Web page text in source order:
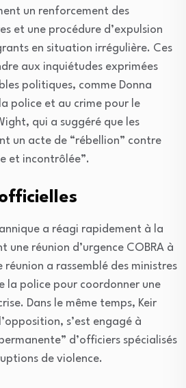
un renforcement des
et une procédure d’expulsion
en situation irrégulière. Ces
aux inquiétudes exprimées
politiques, comme Donna
police et au crime pour le
qui a suggéré que les
un acte de “rébellion” contre
et incontrôlée”.
a réagi rapidement à la
une réunion d’urgence COBRA à
a rassemblé des ministres
la police pour coordonner une
Dans le même temps, Keir
s’est engagé à
d’officiers spécialisés
de violence.